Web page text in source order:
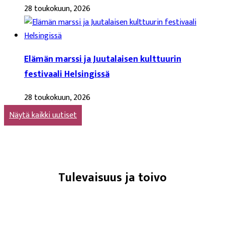
28 toukokuun, 2026
Elämän marssi ja Juutalaisen kulttuurin
festivaali Helsingissä
28 toukokuun, 2026
Näytä kaikki uutiset
Tulevaisuus ja toivo